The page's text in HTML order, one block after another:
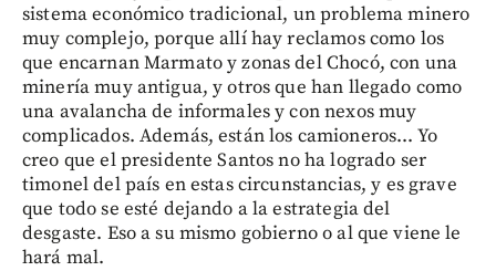
sistema económico tradicional, un problema minero
muy complejo, porque allí hay reclamos como los
que encarnan Marmato y zonas del Chocó, con una
minería muy antigua, y otros que han llegado como
una avalancha de informales y con nexos muy
complicados. Además, están los camioneros... Yo
creo que el presidente Santos no ha logrado ser
timonel del país en estas circunstancias, y es grave
que todo se esté dejando a la estrategia del
desgaste. Eso a su mismo gobierno o al que viene le
hará mal.